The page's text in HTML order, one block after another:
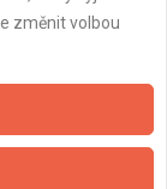
změnit volbou